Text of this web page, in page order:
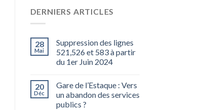
DERNIERS ARTICLES
28
Mai
Suppression des lignes
521,526 et 583 à partir
du 1er Juin 2024
20
Déc
Gare de l’Estaque : Vers
un abandon des services
publics ?